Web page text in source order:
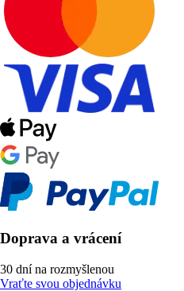
Doprava a vrácení
30 dní na rozmyšlenou
Vraťte svou objednávku